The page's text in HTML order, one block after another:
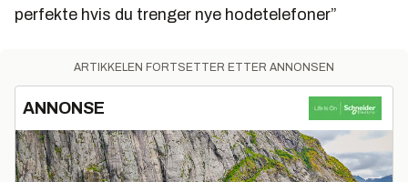
perfekte hvis du trenger nye hodetelefoner”
ARTIKKELEN FORTSETTER ETTER ANNONSEN
ANNONSE